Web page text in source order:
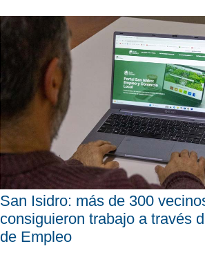
San Isidro: más de 300
consiguieron trabajo a través
de Empleo